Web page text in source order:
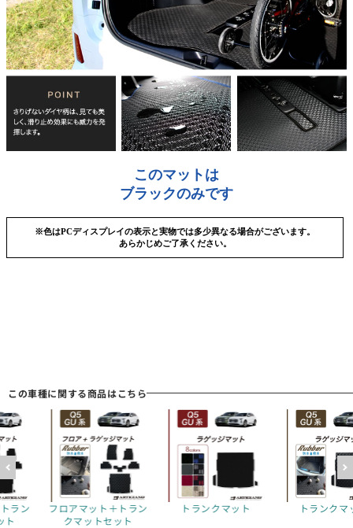
この車種に関する商品はこちら
トラン
ット
トランクマット トランクマット
フロアマ